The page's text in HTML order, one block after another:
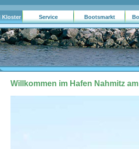
Kloster
Service Bootsmarkt
Willkommen im Hafen Nahmitz